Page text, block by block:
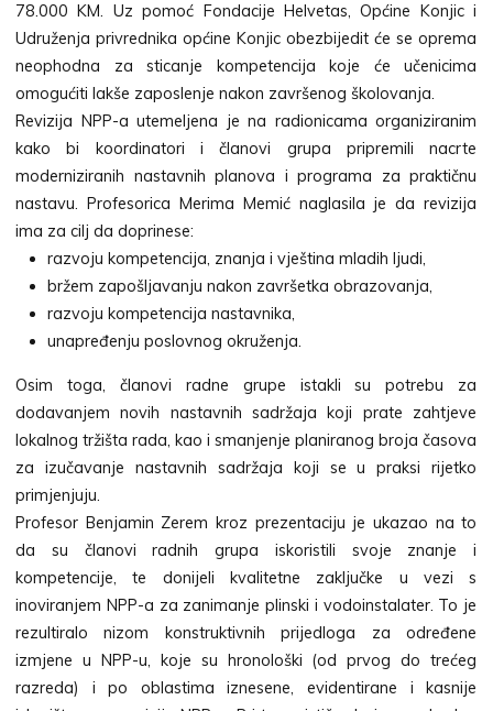
78.000 KM. Uz pomoć Fondacije Helvetas, Općine Konjic i
Udruženja privrednika općine Konjic obezbijedit će se oprema
neophodna za sticanje kompetencija koje će učenicima
omogućiti lakše zaposlenje nakon završenog školovanja.
Revizija NPP-a utemeljena je na radionicama organiziranim
kako bi koordinatori i članovi grupa pripremili nacrte
moderniziranih nastavnih planova i programa za praktičnu
nastavu. Profesorica Merima Memić naglasila je da revizija
ima za cilj da doprinese:
razvoju kompetencija, znanja i vještina mladih ljudi,
bržem zapošljavanju nakon završetka obrazovanja,
razvoju kompetencija nastavnika,
unapređenju poslovnog okruženja.
Osim toga, članovi radne grupe istakli su potrebu za
dodavanjem novih nastavnih sadržaja koji prate zahtjeve
lokalnog tržišta rada, kao i smanjenje planiranog broja časova
za izučavanje nastavnih sadržaja koji se u praksi rijetko
primjenjuju.
Profesor Benjamin Zerem kroz prezentaciju je ukazao na to
da su članovi radnih grupa iskoristili svoje znanje i
kompetencije, te donijeli kvalitetne zaključke u vezi s
inoviranjem NPP-a za zanimanje plinski i vodoinstalater. To je
rezultiralo nizom konstruktivnih prijedloga za određene
izmjene u NPP-u, koje su hronološki (od prvog do trećeg
razreda) i po oblastima iznesene, evidentirane i kasnije